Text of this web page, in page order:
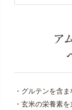
ア
・グルテンを含ま
・玄米の栄養素